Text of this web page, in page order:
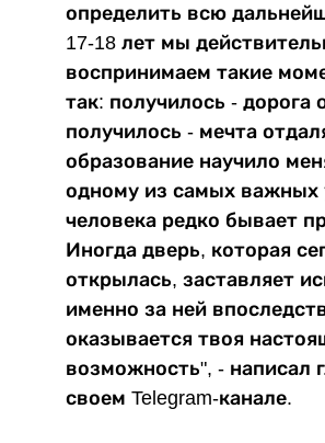
определить всю
17-18 лет мы
воспринимаем такие
так: получилось - дорога
получилось - мечта
образование научило
одному из самых важных
человека редко бывает
Иногда дверь, которая
открылась, заставляет
именно за ней
оказывается твоя
возможность", - написал
своем Telegram-канале.